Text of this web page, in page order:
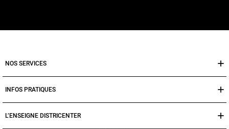
NOS SERVICES
INFOS PRATIQUES
L’ENSEIGNE DISTRICENTER